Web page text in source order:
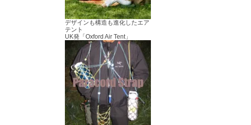
デザインも構造も進化したエア
テント
UK発「Oxford Air Tent」